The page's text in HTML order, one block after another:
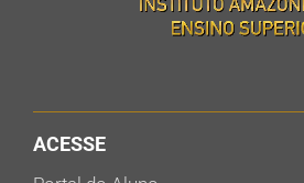
ACESSE